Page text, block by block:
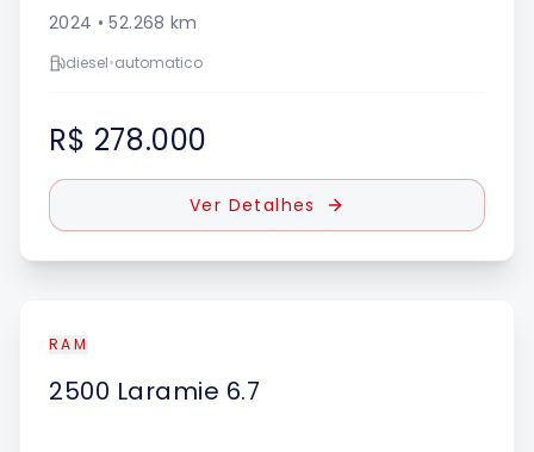
2024 •52.268 km
diesel•automatico
R$ 278.000
Ver Detalhes
RAM
2500 Laramie 6.7